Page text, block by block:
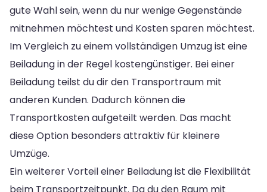
gute Wahl sein, wenn du nur wenige Gegenstände
mitnehmen möchtest und Kosten sparen möchtest.
Im Vergleich zu einem vollständigen Umzug ist eine
Beiladung in der Regel kostengünstiger. Bei einer
Beiladung teilst du dir den Transportraum mit
anderen Kunden. Dadurch können die
Transportkosten aufgeteilt werden. Das macht
diese Option besonders attraktiv für kleinere
Umzüge.
Ein weiterer Vorteil einer Beiladung ist die Flexibilität
beim Transportzeitpunkt. Da du den Raum mit